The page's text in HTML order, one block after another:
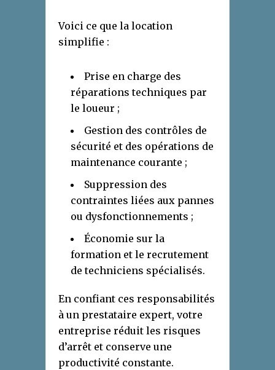
Voici ce que la location
simplifie :
Prise en charge des
réparations techniques par
le loueur ;
Gestion des contrôles de
sécurité et des opérations de
maintenance courante ;
Suppression des
contraintes liées aux pannes
ou dysfonctionnements ;
Économie sur la
formation et le recrutement
de techniciens spécialisés.
En confiant ces responsabilités
à un prestataire expert, votre
entreprise réduit les risques
d’arrêt et conserve une
productivité constante.